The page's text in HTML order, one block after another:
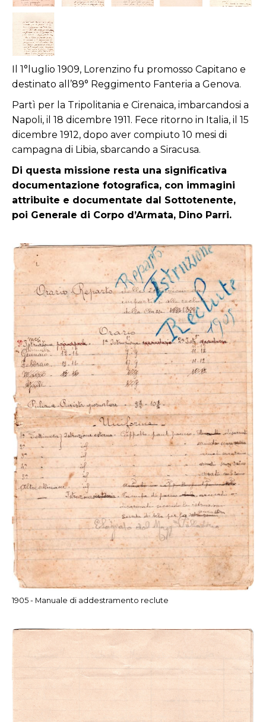
Il 1°luglio 1909, Lorenzino fu promosso Capitano e
destinato all’89° Reggimento Fanteria a Genova.
Partì per la Tripolitania e Cirenaica, imbarcandosi a
Napoli, il 18 dicembre 1911. Fece ritorno in Italia, il 15
dicembre 1912, dopo aver compiuto 10 mesi di
campagna di Libia, sbarcando a Siracusa.
Di questa missione resta una significativa
documentazione fotografica, con immagini
attribuite e documentate dal Sottotenente,
poi Generale di Corpo d’Armata, Dino Parri.
1905 - Manuale di addestramento reclute